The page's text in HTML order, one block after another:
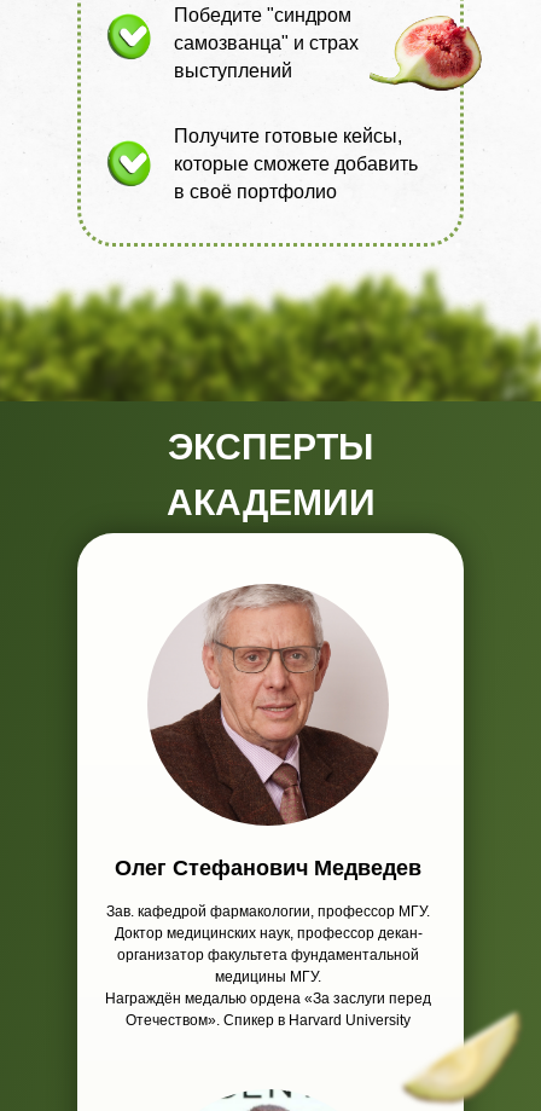
Получите готовые кейсы,
которые сможете добавить
в своё портфолио
Победите "синдром
самозванца" и страх
выступлений
ЭКСПЕРТЫ
АКАДЕМИИ
Олег Стефанович Медведев
Зав. кафедрой фармакологии, профессор МГУ.
Доктор медицинских наук, профессор декан-
организатор факультета фундаментальной
медицины МГУ.
Награждён медалью ордена «За заслуги перед
Отечеством». Спикер в Harvard University